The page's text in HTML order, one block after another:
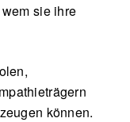
sie ihre
können.